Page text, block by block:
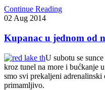
Continue Reading
02 Aug 2014
Kupanac u jednom od
U subotu se
kroz tunel na more i bućkanje
smo svi prekaljeni
primamljivo.